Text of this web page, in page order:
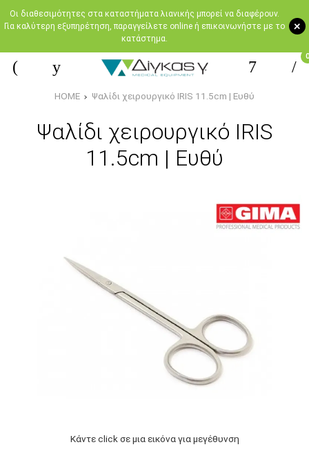
+
Oι διαθεσιμότητες στα καταστήματα λιανικής μπορεί να διαφέρουν.
Για καλύτερη εξυπηρέτηση, παραγγείλετε online ή επικοινωνήστε με το
κατάστημα.
0
HOME Ψαλίδι χειρουργικό IRIS 11.5cm | Ευθύ
Ψαλίδι χειρουργικό IRIS
11.5cm | Ευθύ
Κάντε click σε μια εικόνα για μεγέθυνση